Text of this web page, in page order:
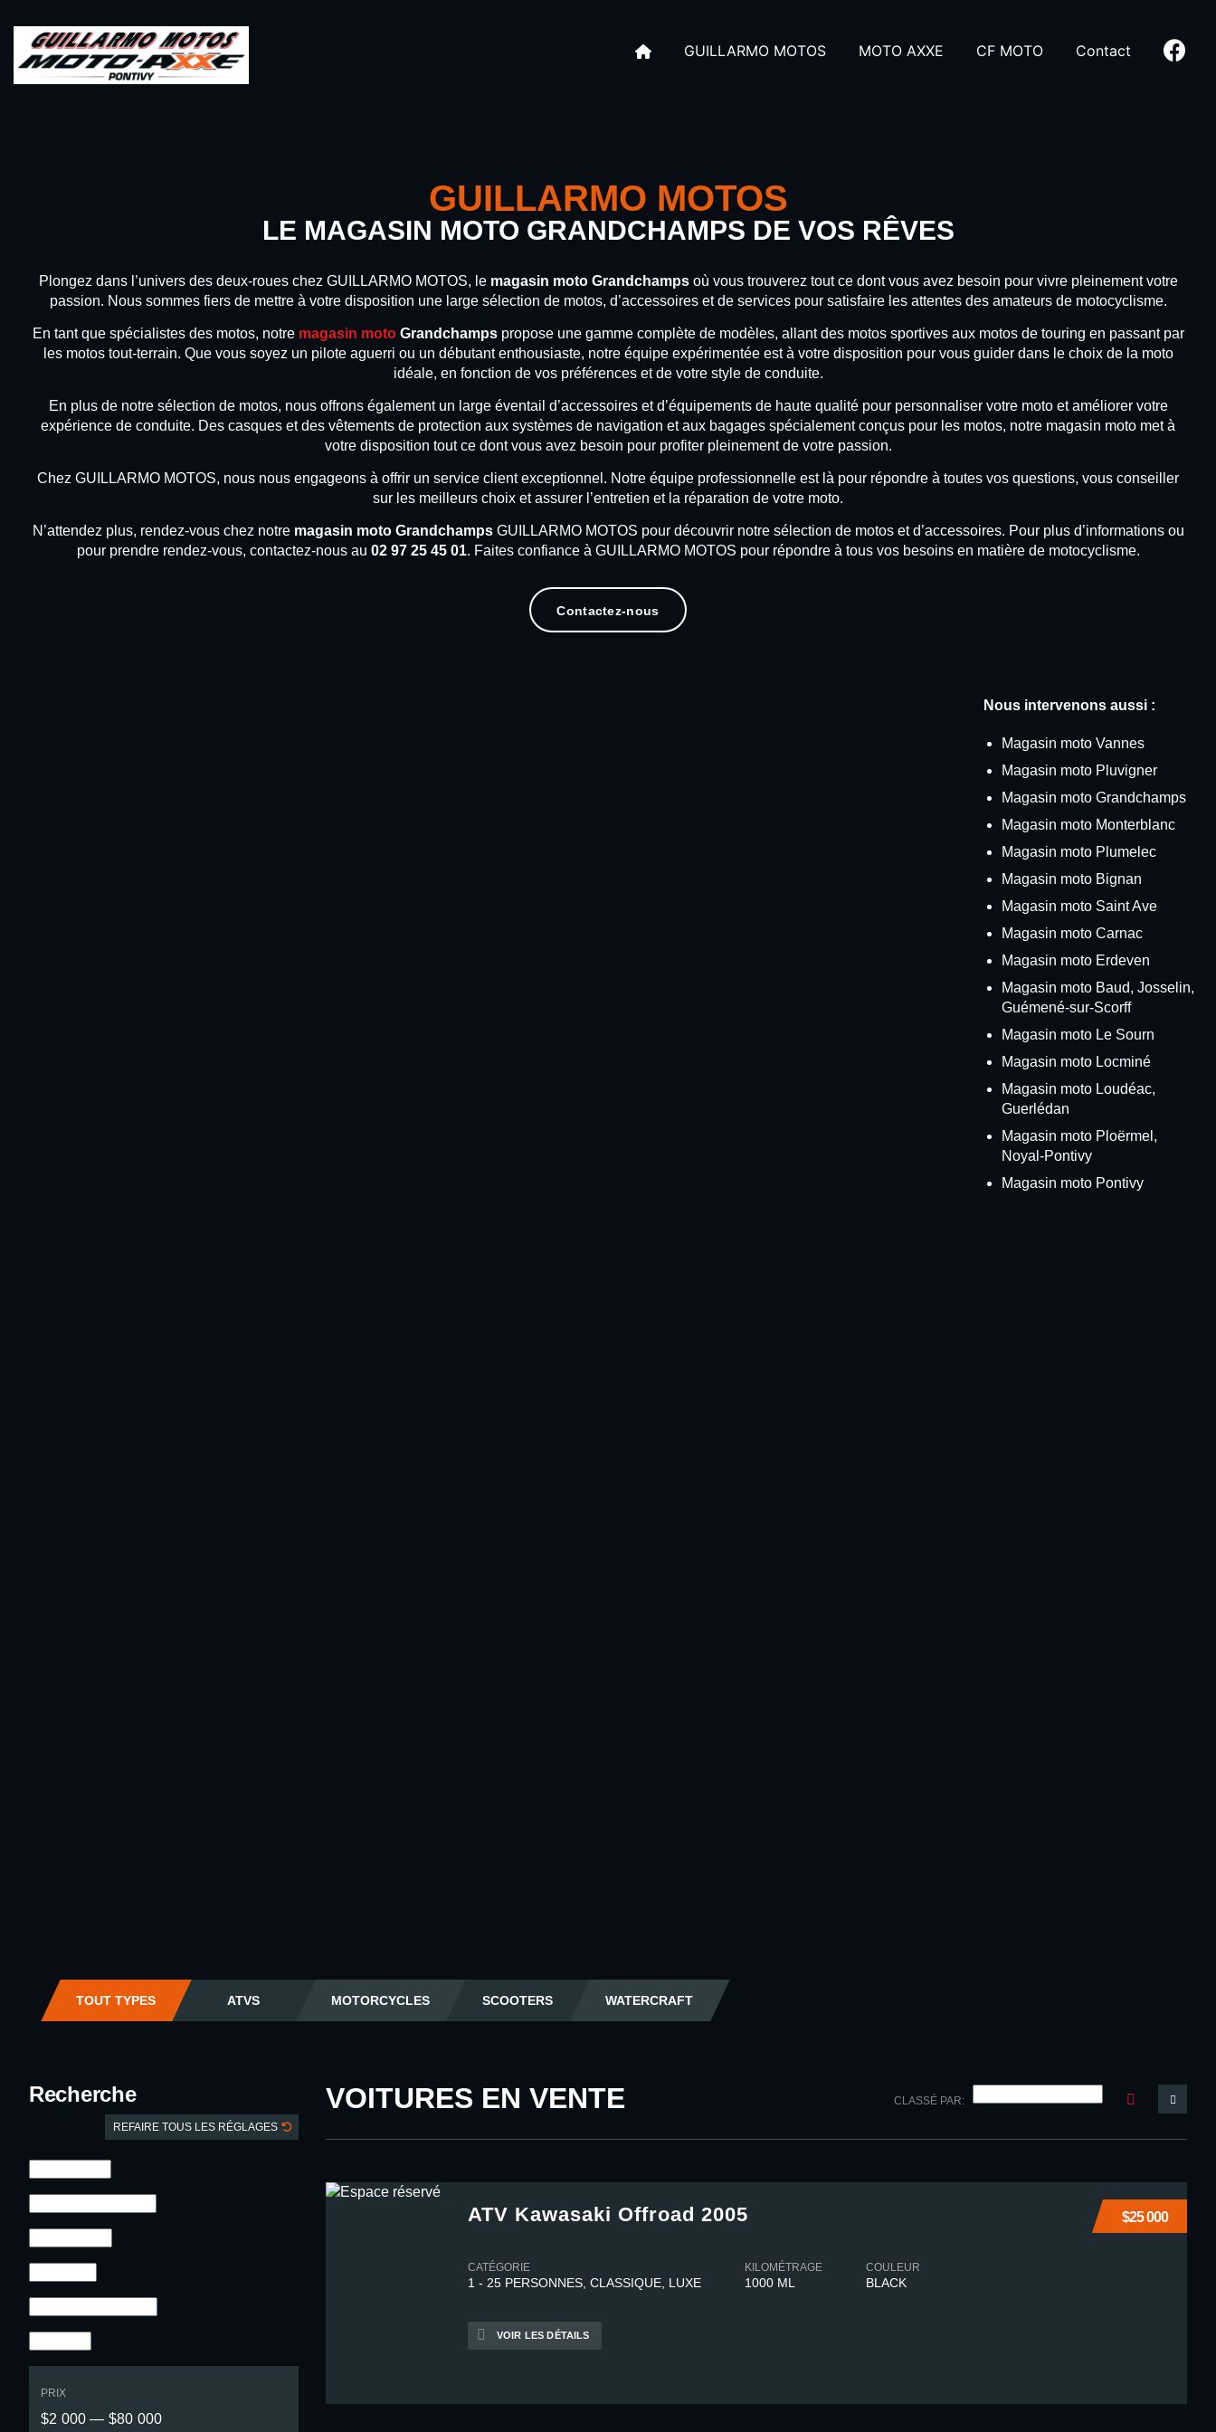
GUILLARMO MOTOS MOTO AXXE CF MOTO Contact
GUILLARMO MOTOS
LE MAGASIN MOTO GRANDCHAMPS DE VOS RÊVES
Plongez dans l’univers des deux-roues chez GUILLARMO MOTOS, le magasin moto Grandchampsoù vous trouverez tout ce dont vous avez besoin pour vivre pleinement votre
passion. Nous sommes fiers de mettre à votre disposition une large sélection de motos, d’accessoires et de services pour satisfaire les attentes des amateurs de motocyclisme.
En tant que spécialistes des motos, notre magasin motoGrandchampspropose une gamme complète de modèles, allant des motos sportives aux motos de touring en passant par
les motos tout-terrain. Que vous soyez un pilote aguerri ou un débutant enthousiaste, notre équipe expérimentée est à votre disposition pour vous guider dans le choix de la moto
idéale, en fonction de vos préférences et de votre style de conduite.
En plus de notre sélection de motos, nous offrons également un large éventail d’accessoires et d’équipements de haute qualité pour personnaliser votre moto et améliorer votre
expérience de conduite. Des casques et des vêtements de protection aux systèmes de navigation et aux bagages spécialement conçus pour les motos, notre magasin moto met à
votre disposition tout ce dont vous avez besoin pour profiter pleinement de votre passion.
Chez GUILLARMO MOTOS, nous nous engageons à offrir un service client exceptionnel. Notre équipe professionnelle est là pour répondre à toutes vos questions, vous conseiller
sur les meilleurs choix et assurer l’entretien et la réparation de votre moto.
N’attendez plus, rendez-vous chez notre magasin moto Grandchamps GUILLARMO MOTOS pour découvrir notre sélection de motos et d’accessoires. Pour plus d’informations ou
pour prendre rendez-vous, contactez-nous au 02 97 25 45 01. Faites confiance à GUILLARMO MOTOS pour répondre à tous vos besoins en matière de motocyclisme.
Contactez-nous
Nous intervenons aussi :
Magasin moto Vannes
Magasin moto Pluvigner
Magasin moto Grandchamps
Magasin moto Monterblanc
Magasin moto Plumelec
Magasin moto Bignan
Magasin moto Saint Ave
Magasin moto Carnac
Magasin moto Erdeven
Magasin moto Baud, Josselin,
Guémené-sur-Scorff
Magasin moto Le Sourn
Magasin moto Locminé
Magasin moto Loudéac,
Guerlédan
Magasin moto Ploërmel,
Noyal-Pontivy
Magasin moto Pontivy
TOUT TYPES ATVS MOTORCYCLES SCOOTERS WATERCRAFT
Recherche
REFAIRE TOUS LES RÉGLAGES
PRIX
$2 000 — $80 000
VOITURES EN VENTE CLASSÉ PAR:
$25 000
ATV Kawasaki Offroad 2005
CATÉGORIE
1 - 25 PERSONNES, CLASSIQUE, LUXE
KILOMÉTRAGE
1000 ML
COULEUR
BLACK
VOIR LES DÉTAILS